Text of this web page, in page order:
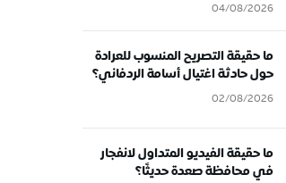
04/08/2026
ما حقيقة التصريح المنسوب للعرادة
حول حادثة اغتيال أسامة الردفاني؟
02/08/2026
ما حقيقة الفيديو المتداول لانفجار
في محافظة صعدة حديثًا؟